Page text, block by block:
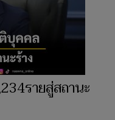
รายสู่สถานะ